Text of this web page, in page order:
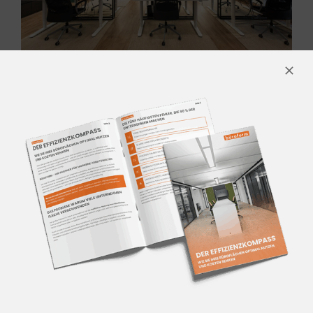
KONTAKTIEREN SIE UNS
Für mehr Informationen
kontaktieren Sie unser Team aus
Innenarchitekten und
Einrichtungsprofis.